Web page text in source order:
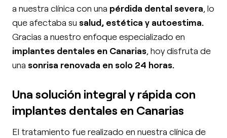
a nuestra clínica con una pérdida dental severa, lo
que afectaba su salud, estética y autoestima.
Gracias a nuestro enfoque especializado en
implantes dentales en Canarias, hoy disfruta de
una sonrisa renovada en solo 24 horas.
Una solución integral y rápida con
implantes dentales en Canarias
El tratamiento fue realizado en nuestra clínica de